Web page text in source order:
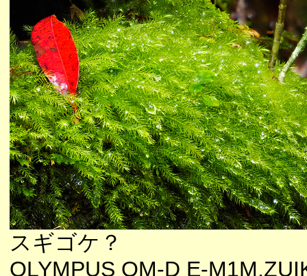
スギゴケ？
OLYMPUS OM-D E-